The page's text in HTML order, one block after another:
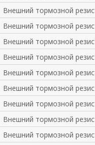
Внешний тормозной
Внешний тормозной
Внешний тормозной
Внешний тормозной
Внешний тормозной
Внешний тормозной
Внешний тормозной
Внешний тормозной
Внешний тормозной